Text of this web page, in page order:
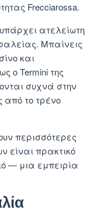
Frecciarossa.
ατελείωτη
Μπαίνεις
και
ο Termini της
συχνά στην
από το τρένο
περισσότερες
είναι πρακτικό
— μια εμπειρία